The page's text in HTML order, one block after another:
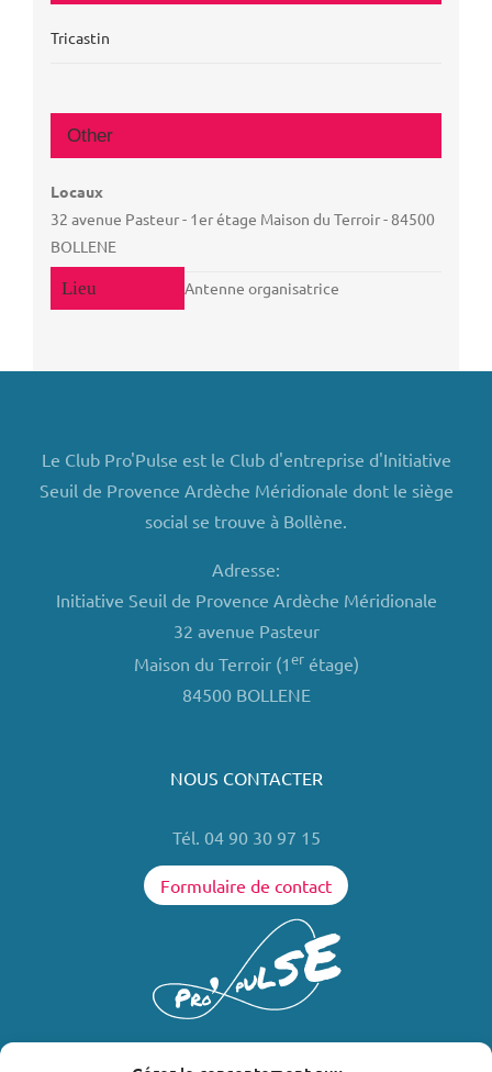
Antenne organisatrice
Tricastin
Other
Locaux
32 avenue Pasteur - 1er étage Maison du Terroir - 84500
BOLLENE
Le Club Pro'Pulse est le Club d'entreprise d'Initiative
Seuil de Provence Ardèche Méridionale dont le siège
social se trouve à Bollène.
Adresse:
Initiative Seuil de Provence Ardèche Méridionale
32 avenue Pasteur
Maison du Terroir (1erétage)
84500 BOLLENE
NOUS CONTACTER
Tél. 04 90 30 97 15
Formulaire de contact